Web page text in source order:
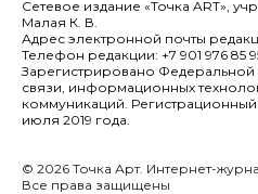
Сетевое издание «Точка ART»,
Малая К. В.
Адрес электронной почты
Телефон редакции: +7 901 976 85
Зарегистрировано
связи, информационных
коммуникаций.
июля 2019 года.
© 2026 Точка Арт. Интернет-
Все права защищены